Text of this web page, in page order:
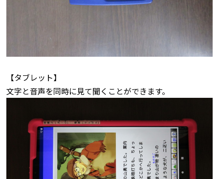
【タブレット】
文字と音声を同時に見て聞くことができます。